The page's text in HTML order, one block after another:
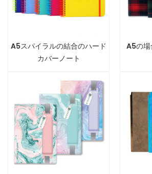
A5スパイラルの結合のハード
カバーノート
A5の